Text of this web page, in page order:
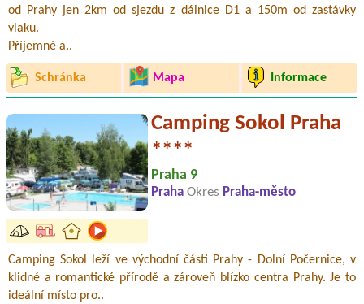
od Prahy jen 2km od sjezdu z dálnice D1 a 150m od zastávky
vlaku.
Příjemné a..
Schránka Mapa Informace
Camping Sokol Praha
****
Praha 9
Praha Okres Praha-město
Camping Sokol leží ve východní části Prahy - Dolní Počernice, v
klidné a romantické přírodě a zároveň blízko centra Prahy. Je to
ideální místo pro..